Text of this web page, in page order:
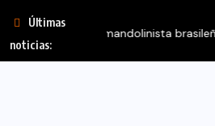
Últimas
noticias:
FIPETUR se